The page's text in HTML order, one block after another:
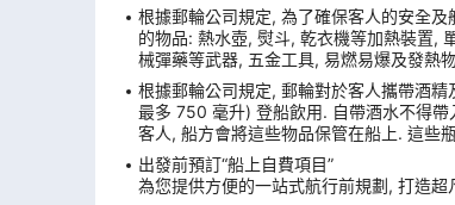
根據郵輪公司規定, 為了確保客人的安全
的物品: 熱水壺, 熨斗, 乾衣機等加熱裝置,
械彈藥等武器, 五金工具, 易燃易爆及發熱
根據郵輪公司規定, 郵輪對於客人攜帶酒
最多 750 毫升) 登船飲用. 自帶酒水不得
客人, 船方會將這些物品保管在船上. 這些
出發前預訂“船上自費項目”
為您提供方便的一站式航行前規劃, 打造